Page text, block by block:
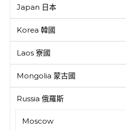
Japan 日本
Korea 韓國
Laos 寮國
Mongolia 蒙古國
Russia 俄羅斯
Moscow